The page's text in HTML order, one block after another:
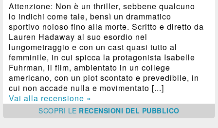
Attenzione: Non è un thriller, sebbene qualcuno
lo indichi come tale, bensì un drammatico
sportivo noioso fino alla morte. Scritto e diretto da
Lauren Hadaway al suo esordio nel
lungometraggio e con un cast quasi tutto al
femminile, in cui spicca la protagonista Isabelle
Fuhrman, il film, ambientato in un college
americano, con un plot scontato e prevedibile, in
cui non accade nulla e movimentato [...]
Vai alla recensione »
SCOPRI LE RECENSIONI DEL PUBBLICO